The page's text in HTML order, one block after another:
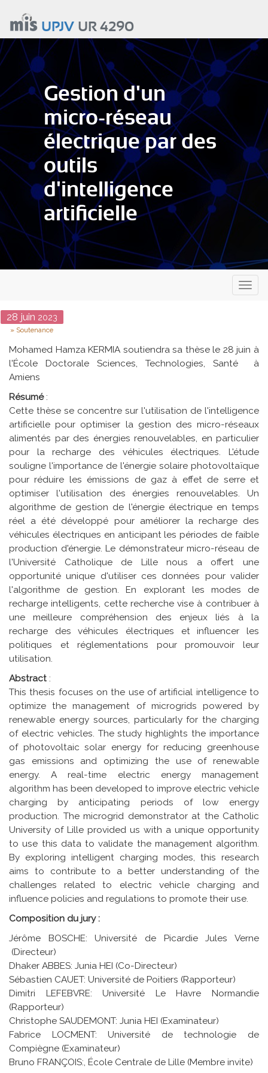
contenu
principal
UPJVUR 4290
Gestion d'un
micro-réseau
électrique par des
outils
d'intelligence
artificielle
Date
28 juin 2023
Type
Soutenance
Mohamed Hamza KERMIA soutiendra sa thèse le 28 juin à
l'École Doctorale Sciences, Technologies, Santé à
Amiens
Résumé:
Cette thèse se concentre sur l'utilisation de l'intelligence
artificielle pour optimiser la gestion des micro-réseaux
alimentés par des énergies renouvelables, en particulier
pour la recharge des véhicules électriques. L'étude
souligne l'importance de l'énergie solaire photovoltaïque
pour réduire les émissions de gaz à effet de serre et
optimiser l'utilisation des énergies renouvelables. Un
algorithme de gestion de l'énergie électrique en temps
réel a été développé pour améliorer la recharge des
véhicules électriques en anticipant les périodes de faible
production d'énergie. Le démonstrateur micro-réseau de
l'Université Catholique de Lille nous a offert une
opportunité unique d'utiliser ces données pour valider
l'algorithme de gestion. En explorant les modes de
recharge intelligents, cette recherche vise à contribuer à
une meilleure compréhension des enjeux liés à la
recharge des véhicules électriques et influencer les
politiques et réglementations pour promouvoir leur
utilisation.
Abstract :
This thesis focuses on the use of artificial intelligence to
optimize the management of microgrids powered by
renewable energy sources, particularly for the charging
of electric vehicles. The study highlights the importance
of photovoltaic solar energy for reducing greenhouse
gas emissions and optimizing the use of renewable
energy. A real-time electric energy management
algorithm has been developed to improve electric vehicle
charging by anticipating periods of low energy
production. The microgrid demonstrator at the Catholic
University of Lille provided us with a unique opportunity
to use this data to validate the management algorithm.
By exploring intelligent charging modes, this research
aims to contribute to a better understanding of the
challenges related to electric vehicle charging and
influence policies and regulations to promote their use.
Composition du jury :
Jérôme BOSCHE: Université de Picardie Jules Verne
(Directeur)
Dhaker ABBES: Junia HEI (Co-Directeur)
Sébastien CAUET: Université de Poitiers (Rapporteur)
Dimitri LEFEBVRE: Université Le Havre Normandie
(Rapporteur)
Christophe SAUDEMONT: Junia HEI (Examinateur)
Fabrice LOCMENT: Université de technologie de
Compiègne (Examinateur)
Bruno FRANÇOIS:, École Centrale de Lille (Membre invite)